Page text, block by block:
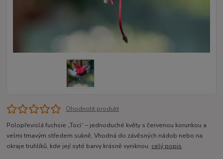
Ohodnotit produkt
Polopřevislá fuchsie „Toci“ – jednoduché květy s červenou korunkou a
velmi tmavým středem sukně. Vhodná do závěsných nádob nebo na
okraje truhlíků, kde její syté barvy krásně vyniknou. celý popis